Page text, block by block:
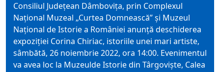
Consiliul Județean Dâmbovița, prin Complexul
Național Muzeal „Curtea Domnească” și Muzeul
Național de Istorie a României anunță deschiderea
expoziției Corina Chiriac, istoriile unei mari artiste,
sâmbătă, 26 noiembrie 2022, ora 14:00. Evenimentul
va avea loc la Muzeulde Istorie din Târgoviște, Calea